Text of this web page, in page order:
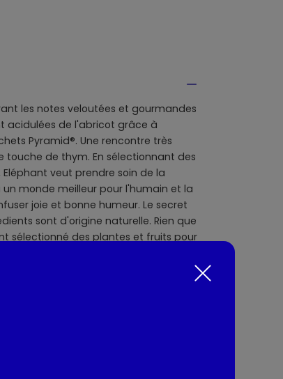
les notes veloutées et gourmandes
acidulées de l'abricot grâce à
Pyramid®. Une rencontre très
de thym. En sélectionnant des
veut prendre soin de la
monde meilleur pour l'humain et la
joie et bonne humeur. Le secret
sont d'origine naturelle. Rien que
sélectionné des plantes et fruits pour
dégustez. L'aventure Eléphant
aujourd'hui. Ce qui, de mémoire
pour un créateur d'infusions... Son
d'agiter nos papilles ! Eléphant fait
qu'il utilise pour choisir le meilleur